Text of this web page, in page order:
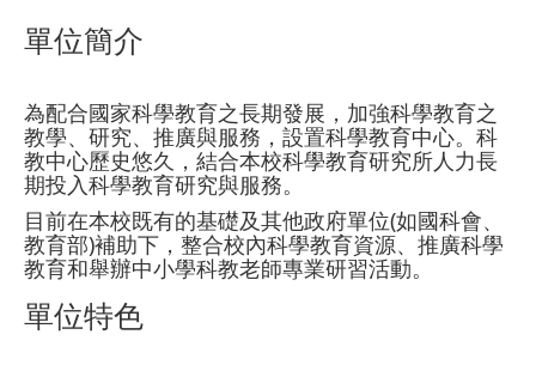
單位簡介
為配合國家科學教育之長期發展，加強科學教育之
教學、研究、推廣與服務，設置科學教育中心。科
教中心歷史悠久，結合本校科學教育研究所人力長
期投入科學教育研究與服務。
目前在本校既有的基礎及其他政府單位(如國科會、
教育部)補助下，整合校內科學教育資源、推廣科學
教育和舉辦中小學科教老師專業研習活動。
單位特色